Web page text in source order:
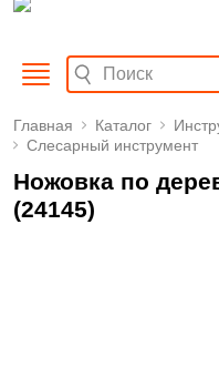
Главная Каталог
Слесарный инструмент
Ножовка по
(24145)